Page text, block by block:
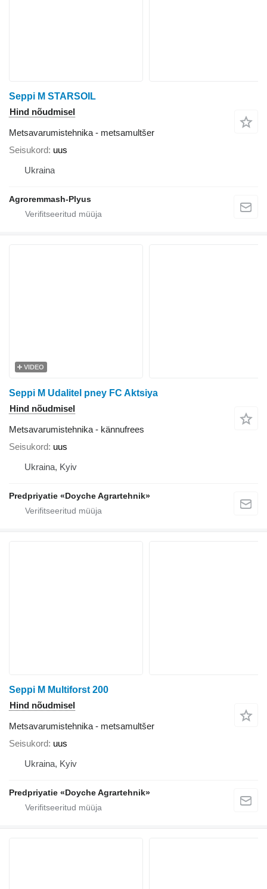
Seppi M STARSOIL
Hind nõudmisel
Metsavarumistehnika - metsamultšer
Seisukord uus
Ukraina
Agroremmash-Plyus
VIDEO
Seppi M Udalitel pney FC Aktsiya
Hind nõudmisel
Metsavarumistehnika - kännufrees
Seisukord uus
Ukraina, Kyiv
Predpriyatie «Doyche Agrartehnik»
Seppi M Multiforst 200
Hind nõudmisel
Metsavarumistehnika - metsamultšer
Seisukord uus
Ukraina, Kyiv
Predpriyatie «Doyche Agrartehnik»